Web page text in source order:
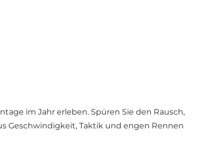
im Jahr erleben. Spüren Sie den Rausch,
Geschwindigkeit, Taktik und engen Rennen